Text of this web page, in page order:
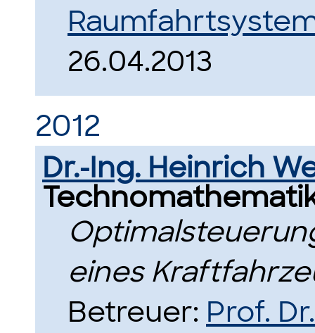
26.04.2013
2012
Dr.-Ing. Heinrich
eines
Betreuer: Prof.